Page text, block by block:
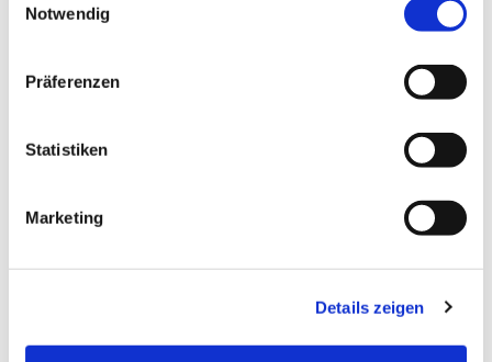
Notwendig
Präferenzen
Statistiken
Marketing
Details zeigen
EV. KIRCHENGEMEINDE OPLADEN
Bielertstr. 14